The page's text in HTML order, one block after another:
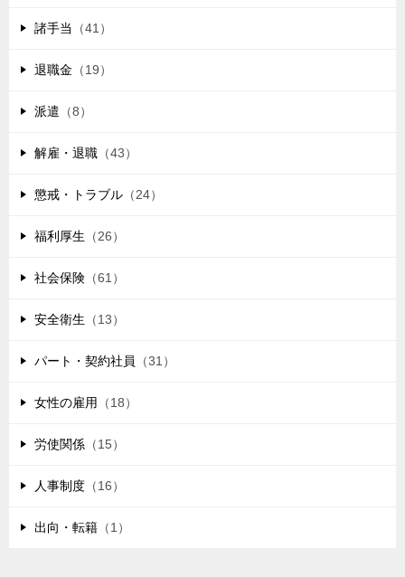
諸手当 （41）
退職金 （19）
派遣 （8）
解雇・退職 （43）
懲戒・トラブル （24）
福利厚生 （26）
社会保険 （61）
安全衛生 （13）
パート・契約社員 （31）
女性の雇用 （18）
労使関係 （15）
人事制度 （16）
出向・転籍 （1）